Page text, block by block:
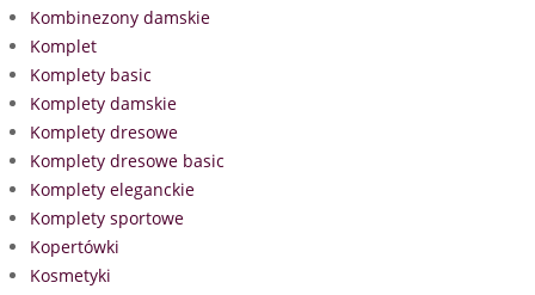
Kombinezony damskie
Komplet
Komplety basic
Komplety damskie
Komplety dresowe
Komplety dresowe basic
Komplety eleganckie
Komplety sportowe
Kopertówki
Kosmetyki